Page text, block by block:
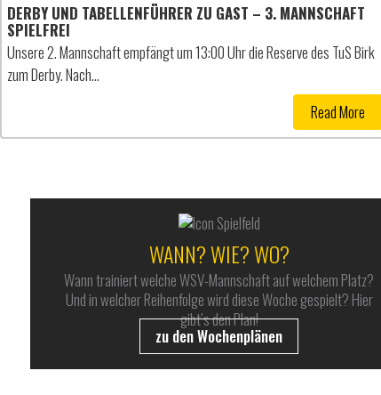
DERBY UND TABELLENFÜHRER ZU GAST – 3. MANNSCHAFT
SPIELFREI
Unsere 2. Mannschaft empfängt um 13:00 Uhr die Reserve des TuS Birk
zum Derby. Nach…
Read More
WANN? WIE? WO?
Wann trainiert welche WSV-Mannschaft auf welchem Platz?
Und in welcher Reihenfolge wird diese Woche gespielt? Hier
gibt’s den Plan!
zu den Wochenplänen